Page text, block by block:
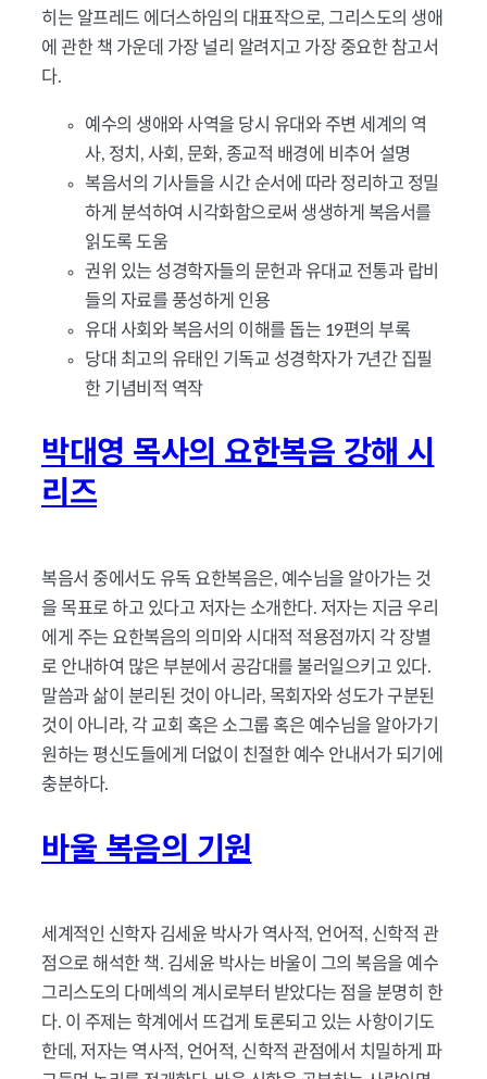
히는 알프레드 에더스하임의 대표작으로, 그리스도의 생애
에 관한 책 가운데 가장 널리 알려지고 가장 중요한 참고서
다.
예수의 생애와 사역을 당시 유대와 주변 세계의 역
사, 정치, 사회, 문화, 종교적 배경에 비추어 설명
복음서의 기사들을 시간 순서에 따라 정리하고 정밀
하게 분석하여 시각화함으로써 생생하게 복음서를
읽도록 도움
권위 있는 성경학자들의 문헌과 유대교 전통과 랍비
들의 자료를 풍성하게 인용
유대 사회와 복음서의 이해를 돕는 19편의 부록
당대 최고의 유태인 기독교 성경학자가 7년간 집필
한 기념비적 역작
박대영 목사의 요한복음 강해 시
리즈
복음서 중에서도 유독 요한복음은, 예수님을 알아가는 것
을 목표로 하고 있다고 저자는 소개한다. 저자는 지금 우리
에게 주는 요한복음의 의미와 시대적 적용점까지 각 장별
로 안내하여 많은 부분에서 공감대를 불러일으키고 있다.
말씀과 삶이 분리된 것이 아니라, 목회자와 성도가 구분된
것이 아니라, 각 교회 혹은 소그룹 혹은 예수님을 알아가기
원하는 평신도들에게 더없이 친절한 예수 안내서가 되기에
충분하다.
바울 복음의 기원
세계적인 신학자 김세윤 박사가 역사적, 언어적, 신학적 관
점으로 해석한 책. 김세윤 박사는 바울이 그의 복음을 예수
그리스도의 다메섹의 계시로부터 받았다는 점을 분명히 한
다. 이 주제는 학계에서 뜨겁게 토론되고 있는 사항이기도
한데, 저자는 역사적, 언어적, 신학적 관점에서 치밀하게 파